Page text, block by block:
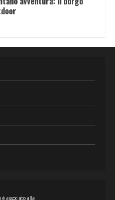
associato alla